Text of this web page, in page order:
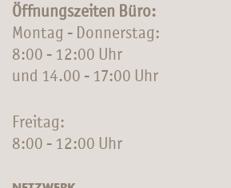
Öffnungszeiten Büro:
Montag - Donnerstag:
8:00 - 12:00 Uhr
und 14.00 - 17:00 Uhr
Freitag:
8:00 - 12:00 Uhr